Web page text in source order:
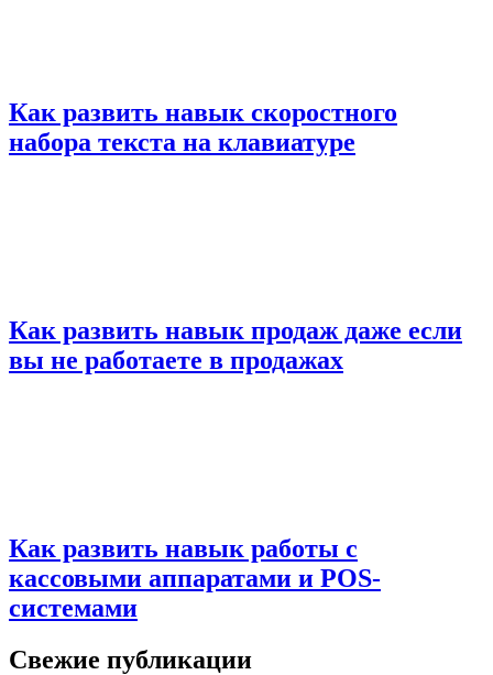
Как развить навык скоростного
набора текста на клавиатуре
Как развить навык продаж даже если
вы не работаете в продажах
Как развить навык работы с
кассовыми аппаратами и POS-
системами
Свежие публикации